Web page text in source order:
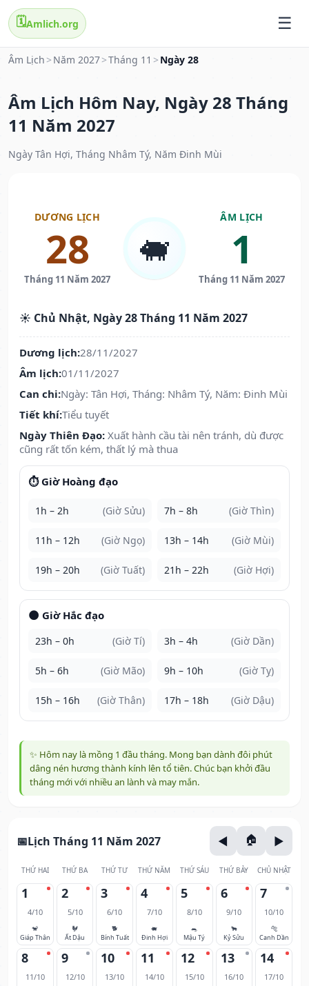
🗓️Amlich.org
Âm Lịch > Năm 2027>Tháng 11 > Ngày 28
Âm Lịch Hôm Nay, Ngày 28 Tháng
11 Năm 2027
Ngày Tân Hợi, Tháng Nhâm Tý, Năm Đinh Mùi
DƯƠNG LỊCH
28
Tháng 11 Năm 2027
🐖
ÂM LỊCH
1
Tháng 11 Năm 2027
☀️ Chủ Nhật, Ngày 28 Tháng 11 Năm 2027
Dương lịch:28/11/2027
Âm lịch:01/11/2027
Can chi:Ngày: Tân Hợi, Tháng: Nhâm Tý, Năm: Đinh Mùi
Tiết khí:Tiểu tuyết
Ngày Thiên Đạo: Xuất hành cầu tài nên tránh, dù được
cũng rất tốn kém, thất lý mà thua
⏱️ Giờ Hoàng đạo
1h – 2h (Giờ Sửu) 7h – 8h (Giờ Thìn)
11h – 12h (Giờ Ngọ) 13h – 14h (Giờ Mùi)
19h – 20h (Giờ Tuất) 21h – 22h (Giờ Hợi)
🌑 Giờ Hắc đạo
23h – 0h (Giờ Tí) 3h – 4h (Giờ Dần)
5h – 6h (Giờ Mão) 9h – 10h (Giờ Tỵ)
15h – 16h (Giờ Thân) 17h – 18h (Giờ Dậu)
✨ Hôm nay là mồng 1 đầu tháng. Mong bạn dành đôi phút
dâng nén hương thành kính lên tổ tiên. Chúc bạn khởi đầu
tháng mới với nhiều an lành và may mắn.
Lịch Tháng 11 Năm 2027
THỨ HAI THỨ BA THỨ TƯ THỨ NĂM THỨ SÁU THỨ BẢY CHỦ NHẬT
1
4/10
🐒
Giáp Thân
2
5/10
🐓
Ất Dậu
3
6/10
🐕
Bính Tuất
4
7/10
🐖
Đinh Hợi
5
8/10
🐀
Mậu Tý
6
9/10
🐂
Kỷ Sửu
7
10/10
🐅
Canh Dần
8
11/10
9
12/10
10
13/10
11
14/10
12
15/10
13
16/10
14
17/10